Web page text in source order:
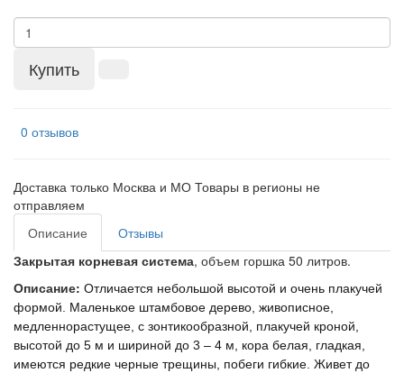
Купить
0 отзывов
Доставка только Москва и МО Товары в регионы не
отправляем
Описание
Отзывы
Закрытая корневая система, объем горшка 50 литров.
Описание: Отличается небольшой высотой и очень плакучей
формой. Маленькое штамбовое дерево, живописное,
медленнорастущее, с зонтикообразной, плакучей кроной,
высотой до 5 м и шириной до 3 – 4 м, кора белая, гладкая,
имеются редкие черные трещины, побеги гибкие. Живет до